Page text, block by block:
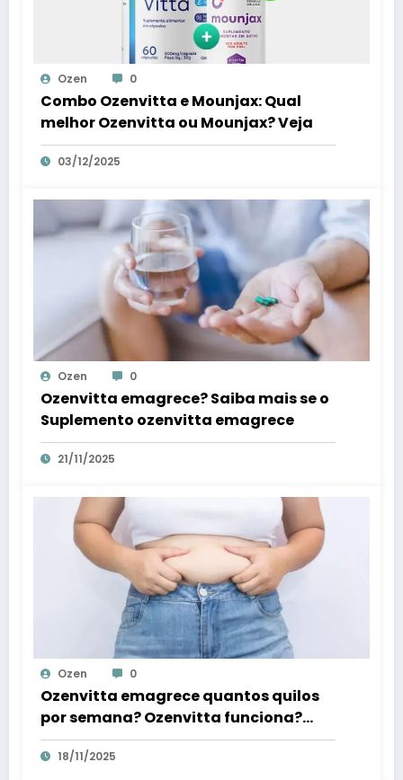
Ozen 0
Combo Ozenvitta e Mounjax: Qual
melhor Ozenvitta ou Mounjax? Veja
03/12/2025
Ozen 0
Ozenvitta emagrece? Saiba mais se o
Suplemento ozenvitta emagrece
21/11/2025
Ozen 0
Ozenvitta emagrece quantos quilos
por semana? Ozenvitta funciona?
Confira
18/11/2025